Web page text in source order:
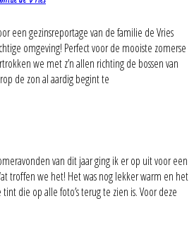
een gezinsreportage van de familie de Vries
omgeving! Perfect voor de mooiste zomerse
we met z’n allen richting de bossen van
de zon al aardig begint te
van dit jaar ging ik er op uit voor een
troffen we het! Het was nog lekker warm en het
die op alle foto’s terug te zien is. Voor deze